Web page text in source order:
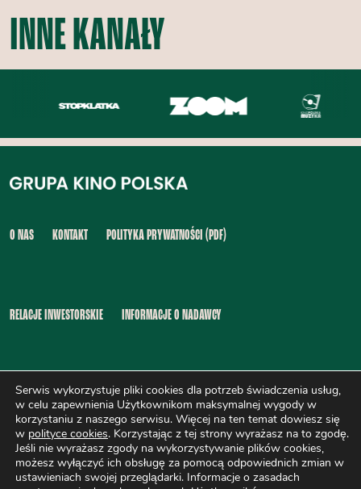
INNE KANAŁY
O NAS KONTAKT POLITYKA PRYWATNOŚCI (PDF)
RELACJE INWESTORSKIE INFORMACJE O NADAWCY
INFORMACJA O DOSTĘPNOŚCI (PDF) SYGNALIŚCI (PDF)
AKT O WOLNOŚCI MEDIÓW
Serwis wykorzystuje pliki cookies dla potrzeb świadczenia usług,
w celu zapewnienia Użytkownikom maksymalnej wygody w
korzystaniu z naszego serwisu. Więcej na ten temat dowiesz się
w polityce cookies. Korzystając z tej strony wyrażasz na to zgodę.
Jeśli nie wyrażasz zgody na wykorzystywanie plików cookies,
możesz wyłączyć ich obsługę za pomocą odpowiednich zmian w
ustawieniach swojej przeglądarki. Informacje o zasadach